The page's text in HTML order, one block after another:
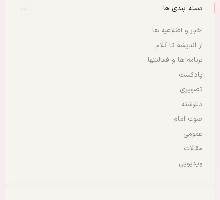
دسته بندی ها
اخبار و اطلاعیه ها
از اندیشه تا کلام
برنامه ها و فعالیتها
پادکست
تصویری
دلنوشته
صوت امام
عمومی
مقالات
ویدیویی